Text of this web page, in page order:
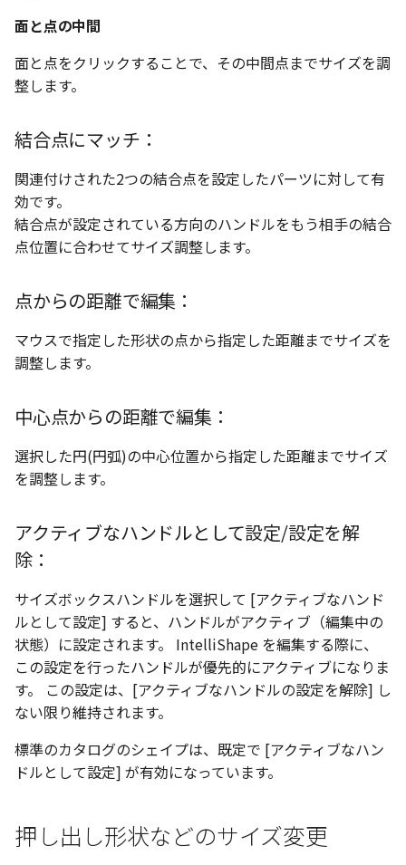
面と点の中間
面と点をクリックすることで、その中間点までサイズを調
整します。
結合点にマッチ：
関連付けされた2つの結合点を設定したパーツに対して有
効です。
結合点が設定されている方向のハンドルをもう相手の結合
点位置に合わせてサイズ調整します。
点からの距離で編集：
マウスで指定した形状の点から指定した距離までサイズを
調整します。
中心点からの距離で編集：
選択した円(円弧)の中心位置から指定した距離までサイズ
を調整します。
アクティブなハンドルとして設定/設定を解
除：
サイズボックスハンドルを選択して [アクティブなハンド
ルとして設定] すると、ハンドルがアクティブ（編集中の
状態）に設定されます。 IntelliShape を編集する際に、
この設定を行ったハンドルが優先的にアクティブになりま
す。 この設定は、[アクティブなハンドルの設定を解除] し
ない限り維持されます。
標準のカタログのシェイプは、既定で [アクティブなハン
ドルとして設定] が有効になっています。
押し出し形状などのサイズ変更